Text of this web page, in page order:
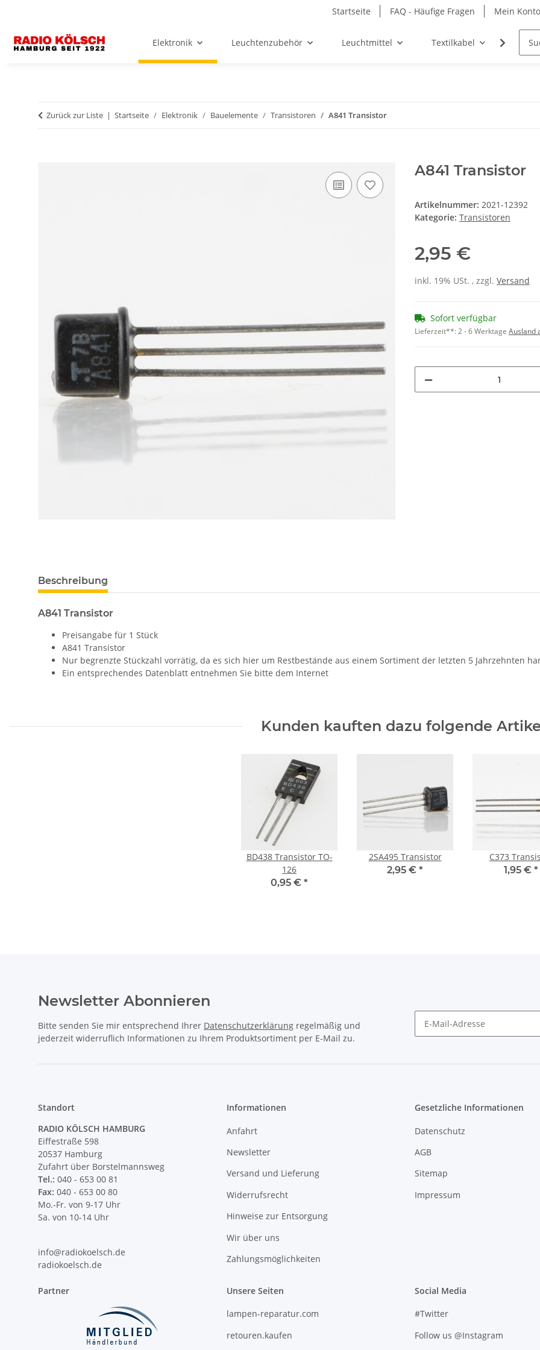
Startseite FAQ - Häufige Fragen Mein Konto
Elektronik Leuchtenzubehör Leuchtmittel Textilkabel
Zurück zur Liste Startseite Elektronik Bauelemente Transistoren A841 Transistor
A841 Transistor
Artikelnummer: 2021-12392
Kategorie: Transistoren
2,95 €
inkl. 19% USt. , zzgl. Versand
Sofort verfügbar
Lieferzeit**:2 - 6 Werktage Ausland
Beschreibung
A841 Transistor
Preisangabe für 1 Stück
A841 Transistor
Nur begrenzte Stückzahl vorrätig, da es sich hier um Restbestände aus einem Sortiment der letzten 5 Jahrzehnten
Ein entsprechendes Datenblatt entnehmen Sie bitte dem Internet
Kunden kauften dazu folgende
BD438 Transistor TO-
126
0,95 € *
2SA495 Transistor
2,95 € *
C373
1,95 € *
Newsletter Abonnieren
Bitte senden Sie mir entsprechend Ihrer Datenschutzerklärung regelmäßig und
jederzeit widerruflich Informationen zu Ihrem Produktsortiment per E-Mail zu.
Standort
RADIO KÖLSCH HAMBURG
Eiffestraße 598
20537 Hamburg
Zufahrt über Borstelmannsweg
Tel.: 040 - 653 00 81
Fax: 040 - 653 00 80
Mo.-Fr. von 9-17 Uhr
Sa. von 10-14 Uhr
info@radiokoelsch.de
radiokoelsch.de
Informationen
Anfahrt
Newsletter
Versand und Lieferung
Widerrufsrecht
Hinweise zur Entsorgung
Wir über uns
Zahlungsmöglichkeiten
Gesetzliche Informationen
Datenschutz
AGB
Sitemap
Impressum
Partner Unsere Seiten
lampen-reparatur.com
retouren.kaufen
Social Media
#Twitter
Follow us @Instagram